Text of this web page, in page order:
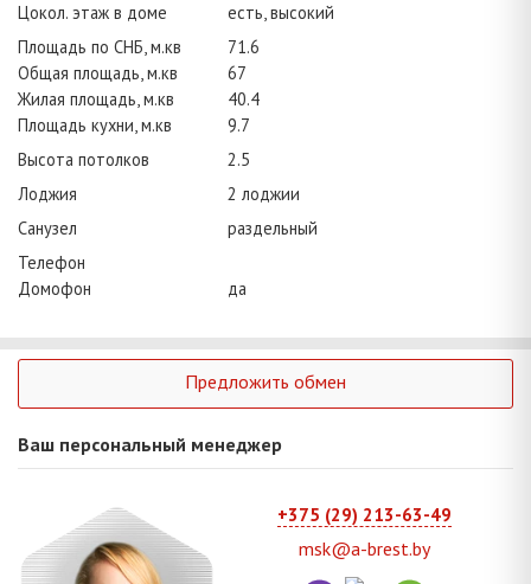
Цокол. этаж в доме
есть, высокий
Площадь по СНБ, м.кв
71.6
Общая площадь, м.кв
67
Жилая площадь, м.кв
40.4
Площадь кухни, м.кв
9.7
Высота потолков
2.5
Лоджия
2 лоджии
Санузел
раздельный
Телефон
Домофон
да
Предложить обмен
Ваш персональный менеджер
+375 (29) 213-63-49
msk@a-brest.by